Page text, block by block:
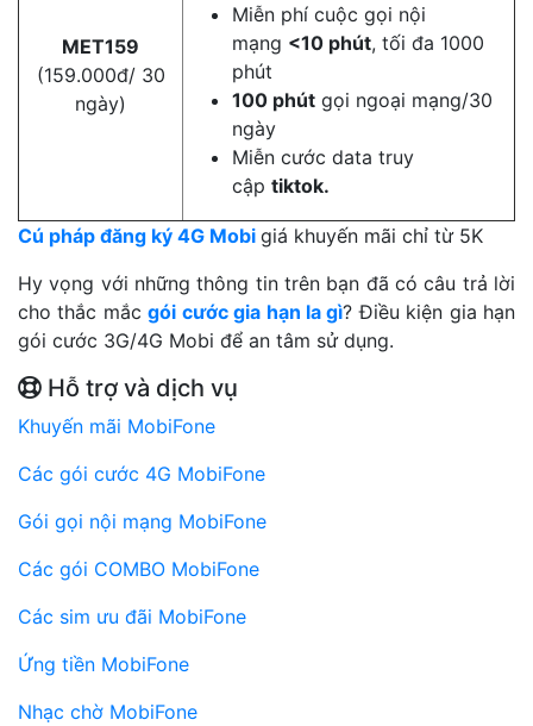
MET159
(159.000đ/ 30
ngày)
Miễn phí cuộc gọi nội
mạng <10 phút, tối đa 1000
phút
100 phút gọi ngoại mạng/30
ngày
Miễn cước data truy
cập tiktok.
Cú pháp đăng ký 4G Mobi giá khuyến mãi chỉ từ 5K
Hy vọng với những thông tin trên bạn đã có câu trả lời
cho thắc mắcgói cước gia hạn la gì? Điều kiện gia hạn
gói cước 3G/4G Mobi để an tâm sử dụng.
Hỗ trợ và dịch vụ
Khuyến mãi MobiFone
Các gói cước 4G MobiFone
Gói gọi nội mạng MobiFone
Các gói COMBO MobiFone
Các sim ưu đãi MobiFone
Ứng tiền MobiFone
Nhạc chờ MobiFone